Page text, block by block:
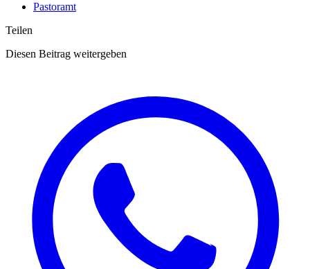
Pastoramt
Teilen
Diesen Beitrag weitergeben